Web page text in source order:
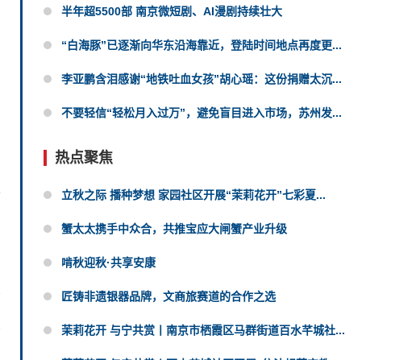
半年超5500部 南京微短剧、AI漫剧持续壮大
“白海豚”已逐渐向华东沿海靠近，登陆时间地点再度更...
李亚鹏含泪感谢“地铁吐血女孩”胡心瑶：这份捐赠太沉...
不要轻信“轻松月入过万”，避免盲目进入市场，苏州发...
热点聚焦
立秋之际 播种梦想 家园社区开展“茉莉花开”七彩夏...
蟹太太携手中众合，共推宝应大闸蟹产业升级
啃秋迎秋·共享安康
匠铸非遗银器品牌，文商旅赛道的合作之选
茉莉花开 与宁共赏丨南京市栖霞区马群街道百水芊城社...